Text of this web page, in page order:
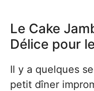
Le Cake
Délice pour
Il y a quelques
petit dîner